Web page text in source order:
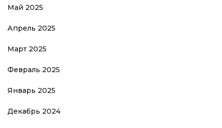
Май 2025
Апрель 2025
Март 2025
Февраль 2025
Январь 2025
Декабрь 2024